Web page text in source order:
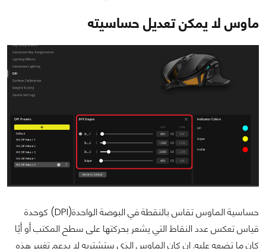
ماوس لا يمكن تعديل حساسيته
حساسية الماوس تقاس بالنقطة في البوصة الواحدة(DPI) كوحدة
قياس تعكس عدد النقاط التي يشعر بحركتها على سطح المكتب أو أيًا
كان ما تضعه عليه. إن كان الماوس الذي ستشتريه لا يدعم تغيير هذه